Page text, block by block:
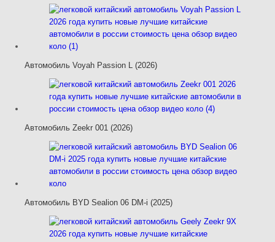
Автомобиль Voyah Passion L (2026)
Автомобиль Zeekr 001 (2026)
Автомобиль BYD Sealion 06 DM-i (2025)